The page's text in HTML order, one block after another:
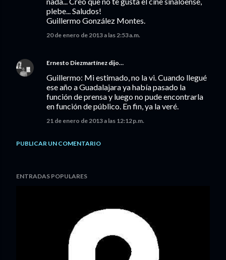
plebe... Saludos!
Guillermo González Montes.
20 de enero de 2013 a las 2:53 a.m.
Ernesto Diezmartínez dijo…
Guillermo: Mi estimado, no la vi. Cuando llegué
ese año a Guadalajara ya había pasado la
función de prensa y luego no pude encontrarla
en función de público. En fin, ya la veré.
21 de enero de 2013 a las 12:12 p.m.
PUBLICAR UN COMENTARIO
ENTRADAS POPULARES